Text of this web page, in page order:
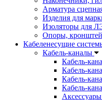
Арматура
Изделия для
Изоляторы для
Опоры,
Кабеленесущие
Кабель-каналы
Кабель-
Кабель-
Кабель-
Кабель-